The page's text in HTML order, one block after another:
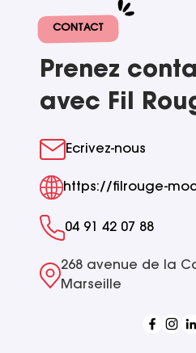
CONTACT
Prenez
avec Fil
Ecrivez-nous
https://filrouge-
04 91 42 07 88
268 avenue de la
Marseille